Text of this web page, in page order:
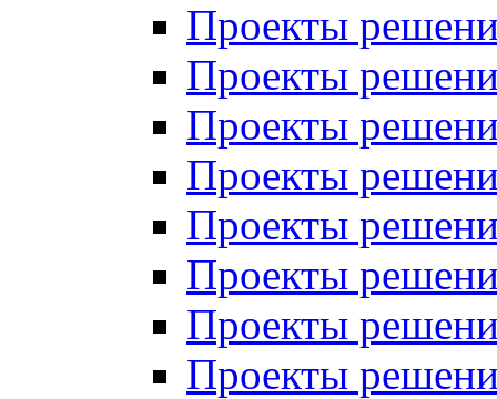
Проекты
Проекты
Проекты
Проекты
Проекты
Проекты
Проекты
Проекты